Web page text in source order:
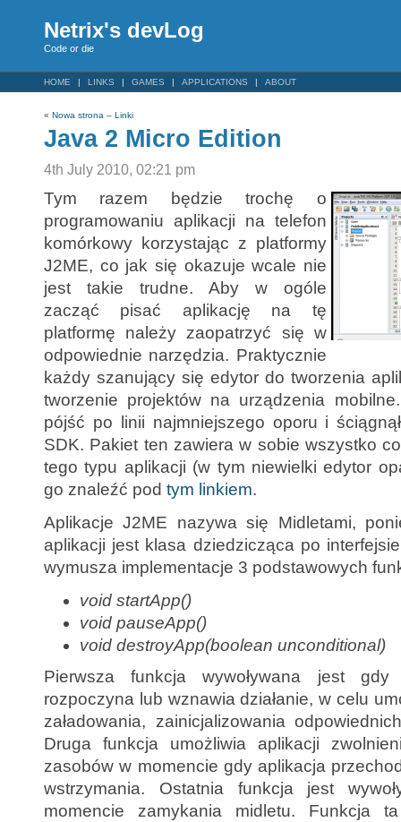
Netrix's devLog
Code or die
HOME LINKS GAMES APPLICATIONS ABOUT
« Nowa strona – Linki
Java 2 Micro Edition
4th July 2010, 02:21 pm
Tym razem będzie trochę o
programowaniu aplikacji na telefon
komórkowy korzystając z platformy
J2ME, co jak się okazuje wcale nie
jest takie trudne. Aby w ogóle
zacząć pisać aplikację na tę
platformę należy zaopatrzyć się w
odpowiednie narzędzia. Praktycznie
każdy szanujący się edytor do tworzenia
tworzenie projektów na urządzenia
pójść po linii najmniejszego oporu i
SDK. Pakiet ten zawiera w sobie wszystko
tego typu aplikacji (w tym niewielki edytor
go znaleźć pod tym linkiem.
Aplikacje J2ME nazywa się Midletami,
aplikacji jest klasa dziedzicząca po
wymusza implementacje 3 podstawowych
void startApp()
void pauseApp()
void destroyApp(boolean unconditional)
Pierwsza funkcja wywoływana jest gdy
rozpoczyna lub wznawia działanie, w celu
załadowania, zainicjalizowania
Druga funkcja umożliwia aplikacji
zasobów w momencie gdy aplikacja
wstrzymania. Ostatnia funkcja jest
momencie zamykania midletu. Funkcja